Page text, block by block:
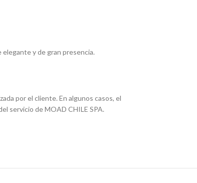
y de gran presencia.
por el cliente. En algunos casos, el
servicio de MOAD CHILE SPA.